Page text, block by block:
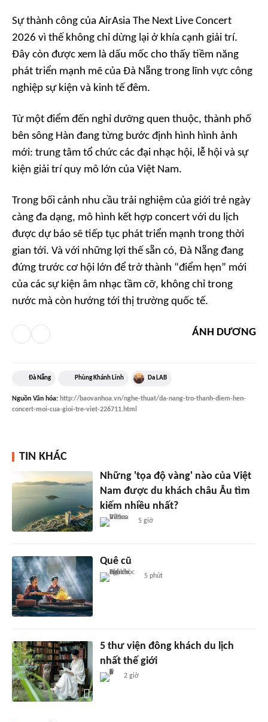
Sự thành công của AirAsia The Next Live Concert
2026 vì thế không chỉ dừng lại ở khía cạnh giải trí.
Đây còn được xem là dấu mốc cho thấy tiềm năng
phát triển mạnh mẽ của Đà Nẵng trong lĩnh vực công
nghiệp sự kiện và kinh tế đêm.
Từ một điểm đến nghỉ dưỡng quen thuộc, thành phố
bên sông Hàn đang từng bước định hình hình ảnh
mới: trung tâm tổ chức các đại nhạc hội, lễ hội và sự
kiện giải trí quy mô lớn của Việt Nam.
Trong bối cảnh nhu cầu trải nghiệm của giới trẻ ngày
càng đa dạng, mô hình kết hợp concert với du lịch
được dự báo sẽ tiếp tục phát triển mạnh trong thời
gian tới. Và với những lợi thế sẵn có, Đà Nẵng đang
đứng trước cơ hội lớn để trở thành “điểm hẹn” mới
của các sự kiện âm nhạc tầm cỡ, không chỉ trong
nước mà còn hướng tới thị trường quốc tế.
ÁNH DƯƠNG
Đà Nẵng Phùng Khánh Linh Da LAB
Nguồn Văn hóa: http://baovanhoa.vn/nghe-thuat/da-nang-tro-thanh-diem-hen-
concert-moi-cua-gioi-tre-viet-226711.html
TIN KHÁC
Những 'tọa độ vàng' nào của Việt
Nam được du khách châu Âu tìm
kiếm nhiều nhất?
5 giờ
Quê cũ
5 phút
5 thư viện đông khách du lịch
nhất thế giới
2 giờ